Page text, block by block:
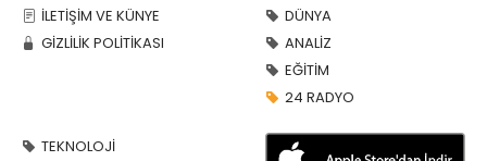
İLETİŞİM VE KÜNYE
GİZLİLİK POLİTİKASI
DÜNYA
ANALİZ
EĞİTİM
24 RADYO
TEKNOLOJİ